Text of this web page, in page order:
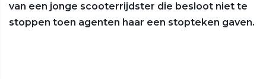
van een jonge scooterrijdster die besloot niet te
stoppen toen agenten haar een stopteken gaven.